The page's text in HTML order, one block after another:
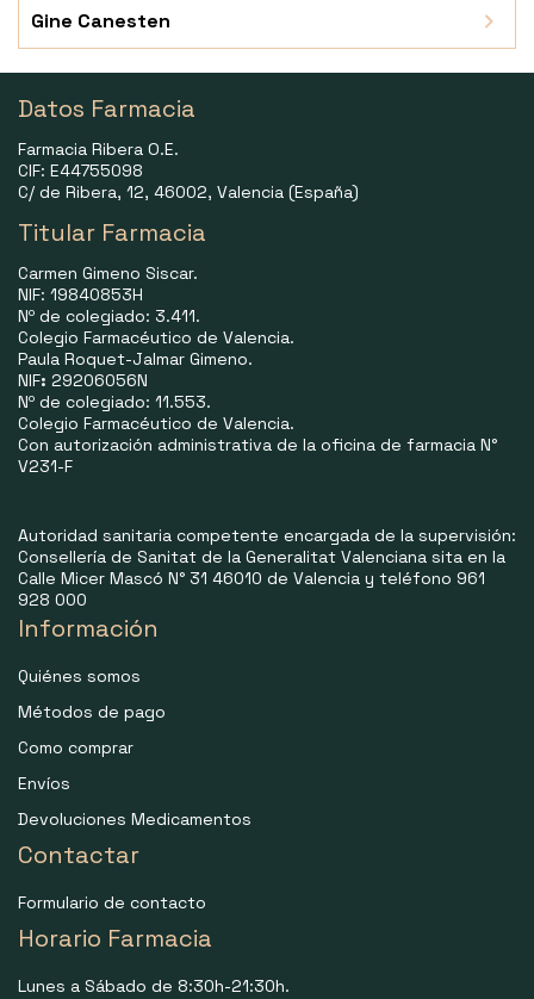
Gine Canesten
Datos Farmacia
Farmacia Ribera O.E.
CIF: E44755098
C/ de Ribera, 12, 46002, Valencia (España)
Titular Farmacia
Carmen Gimeno Siscar.
NIF: 19840853H
Nº de colegiado: 3.411.
Colegio Farmacéutico de Valencia.
Paula Roquet-Jalmar Gimeno.
NIF: 29206056N
Nº de colegiado: 11.553.
Colegio Farmacéutico de Valencia.
Con autorización administrativa de la oficina de farmacia N°
V231-F
Autoridad sanitaria competente encargada de la supervisión:
Consellería de Sanitat de la Generalitat Valenciana sita en la
Calle Micer Mascó N° 31 46010 de Valencia y teléfono 961
928 000
Información
Quiénes somos
Métodos de pago
Como comprar
Envíos
Devoluciones Medicamentos
Contactar
Formulario de contacto
Horario Farmacia
Lunes a Sábado de 8:30h-21:30h.